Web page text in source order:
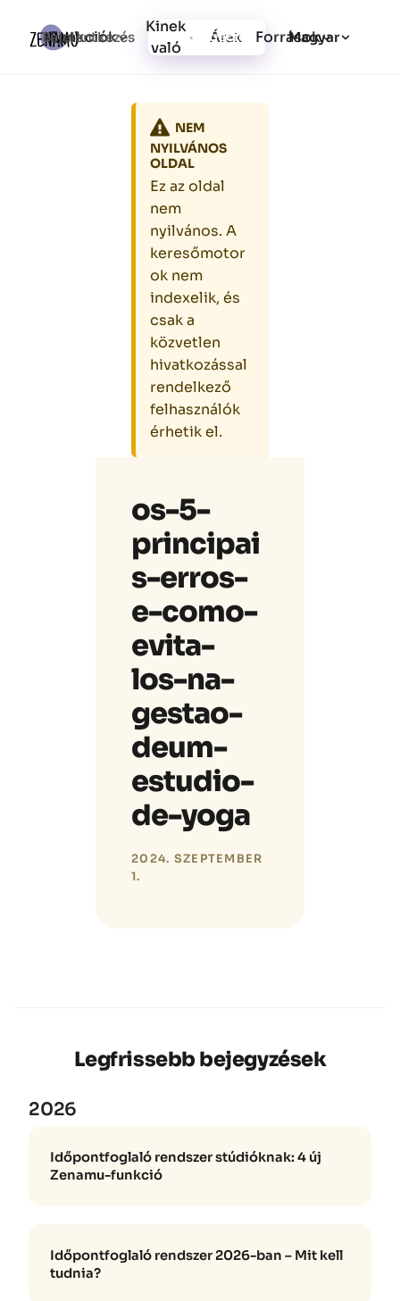
Funkciók
Kinek
való
Árak Források
Bejelentkezés Regisztráció Magyar
Legfrissebb bejegyzések
2026
Időpontfoglaló rendszer stúdióknak: 4 új
Zenamu-funkció
Időpontfoglaló rendszer 2026-ban – Mit kell
tudnia?
NEM
NYILVÁNOS
OLDAL
Ez az oldal
nem
nyilvános. A
keresőmotor
ok nem
indexelik, és
csak a
közvetlen
hivatkozással
rendelkező
felhasználók
érhetik el.
os-5-
principai
s-erros-
e-como-
evita-
los-na-
gestao-
deum-
estudio-
de-yoga
2024. SZEPTEMBER
1.